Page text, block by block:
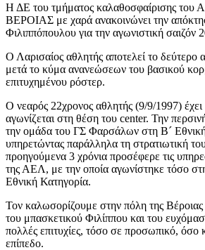
Η ΔΕ του τμήματος καλαθοσφαίρισης
ΒΕΡΟΙΑΣ με χαρά ανακοινώνει την
Φιλιππόπουλου για την αγωνιστική σαιζόν
Ο Λαρισαίος αθλητής αποτελεί το δεύτερο
μετά το κύμα ανανεώσεων του βασικού
επιτυχημένου ρόστερ.
Ο νεαρός 22χρονος αθλητής (9/9/1997)
αγωνίζεται στη θέση του center. Την
την ομάδα του ΓΣ Φαρσάλων στη Β´
υπηρετώντας παράλληλα τη στρατιωτική
προηγούμενα 3 χρόνια προσέφερε τις
της ΑΕΛ, με την οποία αγωνίστηκε τόσο
Εθνική Κατηγορία.
Τον καλωσορίζουμε στην πόλη της Βέροιας
του μπασκετικού Φιλίππου και του
πολλές επιτυχίες, τόσο σε προσωπικό, όσο
επίπεδο.